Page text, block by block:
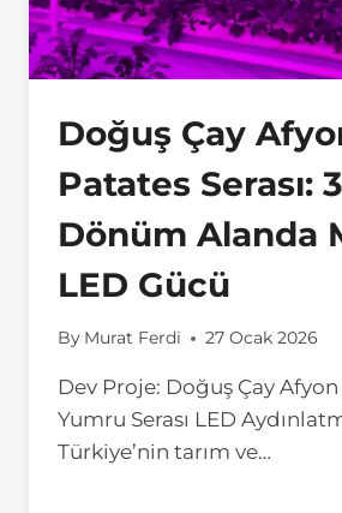
Doğuş Çay
Patates Serası: 3
Dönüm Alanda
LED Gücü
By Murat Ferdi 27 Ocak 2026
Dev Proje: Doğuş Çay
Yumru Serası LED
Türkiye’nin tarım ve…